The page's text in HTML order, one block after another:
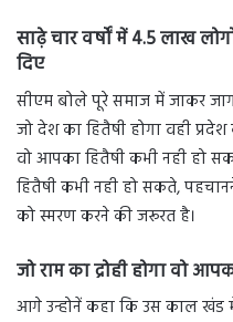
साढ़े चार वर्षों में 4.5 लाख
दिए
सीएम बोले पूरे समाज में जाकर
जो देश का हितैषी होगा वही प्रदेश
वो आपका हितैषी कभी नही हो
हितैषी कभी नही हो सकते,
को स्मरण करने की जरूरत है।
जो राम का द्रोही होगा वो
आगे उन्होनें कहा कि उस काल खंड